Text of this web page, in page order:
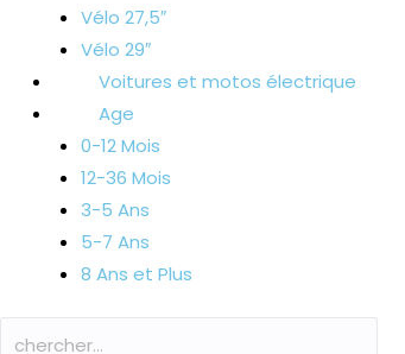
Vélo 27,5″
Vélo 29″
Voitures et motos électrique
Age
0-12 Mois
12-36 Mois
3-5 Ans
5-7 Ans
8 Ans et Plus